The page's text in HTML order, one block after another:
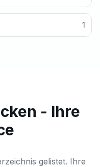
1
- Ihre
gelistet. Ihre